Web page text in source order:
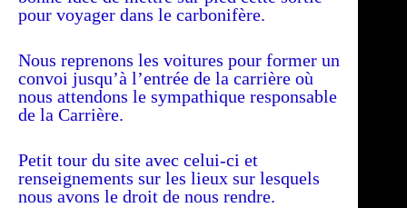
pour voyager dans le carbonifère.
Nous reprenons les voitures pour former un
convoi jusqu’à l’entrée de la carrière où
nous attendons le sympathique responsable
de la Carrière.
Petit tour du site avec celui-ci et
renseignements sur les lieux sur lesquels
nous avons le droit de nous rendre.